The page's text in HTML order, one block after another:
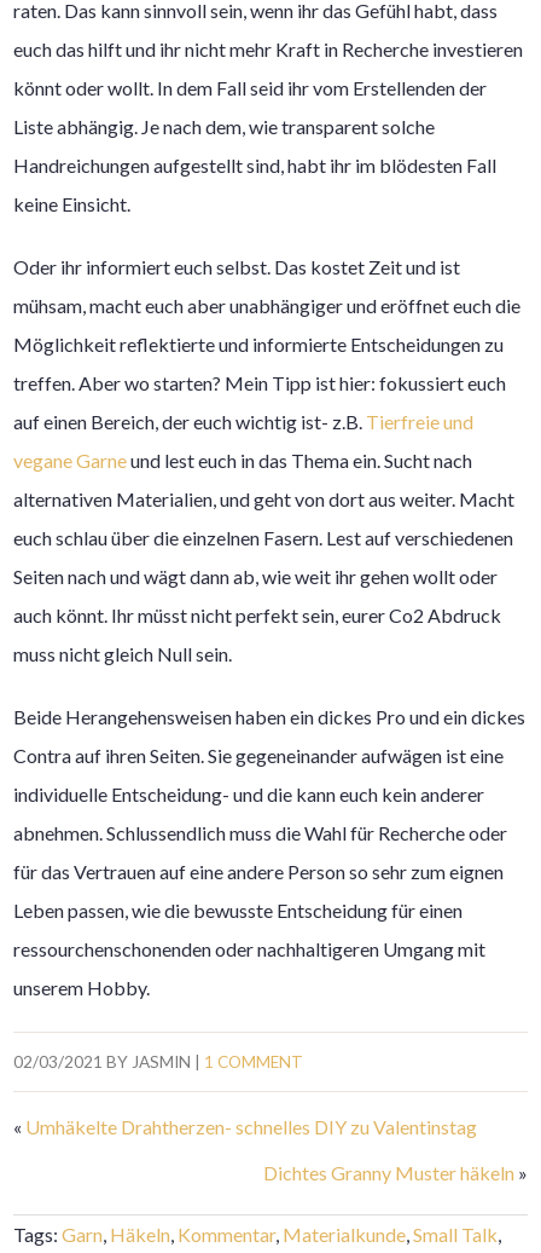
raten. Das kann sinnvoll sein, wenn ihr das Gefühl habt, dass
euch das hilft und ihr nicht mehr Kraft in Recherche investieren
könnt oder wollt. In dem Fall seid ihr vom Erstellenden der
Liste abhängig. Je nach dem, wie transparent solche
Handreichungen aufgestellt sind, habt ihr im blödesten Fall
keine Einsicht.
Oder ihr informiert euch selbst. Das kostet Zeit und ist
mühsam, macht euch aber unabhängiger und eröffnet euch die
Möglichkeit reflektierte und informierte Entscheidungen zu
treffen. Aber wo starten? Mein Tipp ist hier: fokussiert euch
auf einen Bereich, der euch wichtig ist- z.B. Tierfreie und
vegane Garneund lest euch in das Thema ein. Sucht nach
alternativen Materialien, und geht von dort aus weiter. Macht
euch schlau über die einzelnen Fasern. Lest auf verschiedenen
Seiten nach und wägt dann ab, wie weit ihr gehen wollt oder
auch könnt. Ihr müsst nicht perfekt sein, eurer Co2 Abdruck
muss nicht gleich Null sein.
Beide Herangehensweisen haben ein dickes Pro und ein dickes
Contra auf ihren Seiten. Sie gegeneinander aufwägen ist eine
individuelle Entscheidung- und die kann euch kein anderer
abnehmen. Schlussendlich muss die Wahl für Recherche oder
für das Vertrauen auf eine andere Person so sehr zum eignen
Leben passen, wie die bewusste Entscheidung für einen
ressourchenschonenden oder nachhaltigeren Umgang mit
unserem Hobby.
02/03/2021 BY JASMIN 1 COMMENT
« Umhäkelte Drahtherzen- schnelles DIY zu Valentinstag
Dichtes Granny Muster häkeln »
Tags:Garn, Häkeln, Kommentar, Materialkunde,Small Talk,